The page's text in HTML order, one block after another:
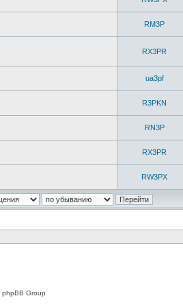
RM3P
RX3PR
ua3pf
R3PKN
RN3P
RX3PR
RW3PX
Group